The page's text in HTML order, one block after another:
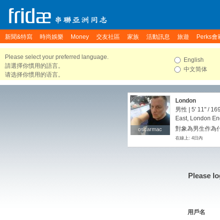
新聞&特寫 時尚娛樂 Money 交友社區 家族 活動訊息 旅遊 Perks會
Please select your preferred language.
請選擇你慣用的語言。
请选择你惯用的语言。
English
中文简体
oscarmac
oscarmac
London
男性 | 5' 11" /
East, London
對象為男生作為
在線上: 4日內
Please
用戶名